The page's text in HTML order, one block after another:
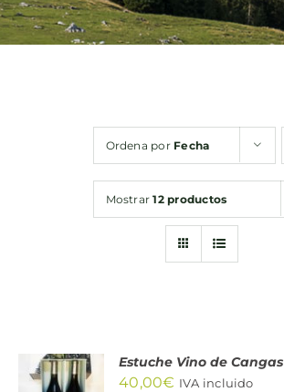
Bebidas
Ordena por Fecha
Mostrar12 productos
AÑADIR
AL
Estuche Vino de Cangas
40,00€ IVA incluido